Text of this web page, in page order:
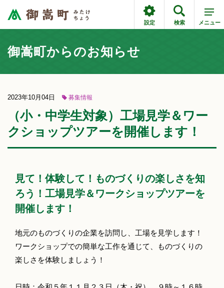
設定 検索 メニュー
御嵩町からのお知らせ
2023年10月04日 募集情報
（小・中学生対象）工場見学＆ワー
クショップツアーを開催します！
見て！体験して！ものづくりの楽しさを知
ろう！工場見学＆ワークショップツアーを
開催します！
地元のものづくりの企業を訪問し、工場を見学します！
ワークショップでの簡単な工作を通じて、ものづくりの
楽しさを体験しましょう！